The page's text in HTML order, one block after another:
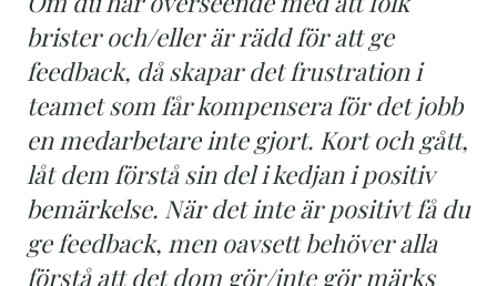
brister och/eller är rädd för att ge
feedback, då skapar det frustration i
teamet som får kompensera för det jobb
en medarbetare inte gjort. Kort och gått,
låt dem förstå sin del i kedjan i positiv
bemärkelse. När det inte är positivt få du
ge feedback, men oavsett behöver alla
förstå att det dom gör/inte gör märks